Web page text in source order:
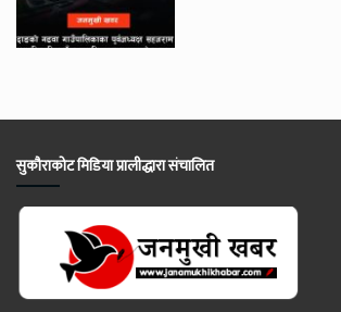
सुकौराकोट मिडिया प्रालीद्धारा संचालित